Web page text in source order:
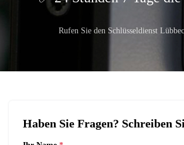
Rufen Sie den Schlüsseldienst
Haben Sie Fragen? Schreiben